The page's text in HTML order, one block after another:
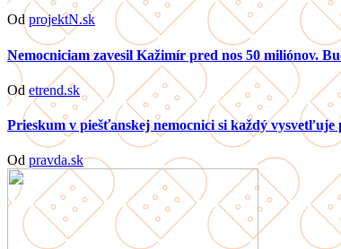
Od projektN.sk
Nemocniciam zavesil Kažimír pred nos 50 miliónov.
Od etrend.sk
Prieskum v piešťanskej nemocnici si každý vysvetľuje
Od pravda.sk